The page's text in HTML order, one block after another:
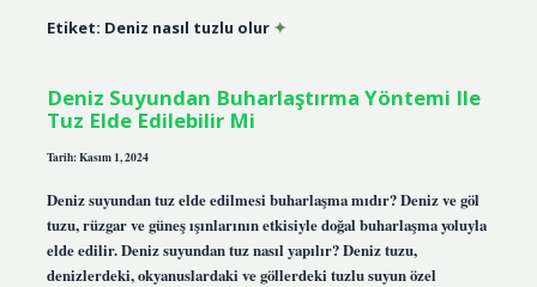
Etiket: Deniz nasıl tuzlu olur
Deniz Suyundan Buharlaştırma Yöntemi Ile
Tuz Elde Edilebilir Mi
Tarih: Kasım 1, 2024
Deniz suyundan tuz elde edilmesi buharlaşma mıdır? Deniz ve göl
tuzu, rüzgar ve güneş ışınlarının etkisiyle doğal buharlaşma yoluyla
elde edilir. Deniz suyundan tuz nasıl yapılır? Deniz tuzu,
denizlerdeki, okyanuslardaki ve göllerdeki tuzlu suyun özel